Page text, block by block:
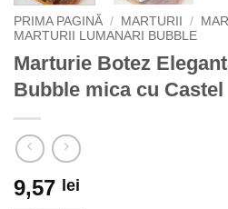
PRIMA PAGINĂ / MARTURII /
MARTURII LUMANARI BUBBLE
Marturie Botez
Bubble mica cu Castel
9,57 lei